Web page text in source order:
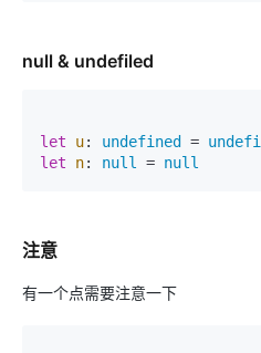
null & undefiled
let u: undefined =
let
n: null = null
注意
有一个点需要注意一下